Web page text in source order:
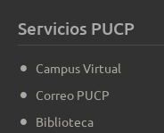
Servicios PUCP
Campus Virtual
Correo PUCP
Biblioteca